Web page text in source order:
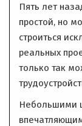
Пять лет
простой, но
строиться
реальных
только так
Небольшими